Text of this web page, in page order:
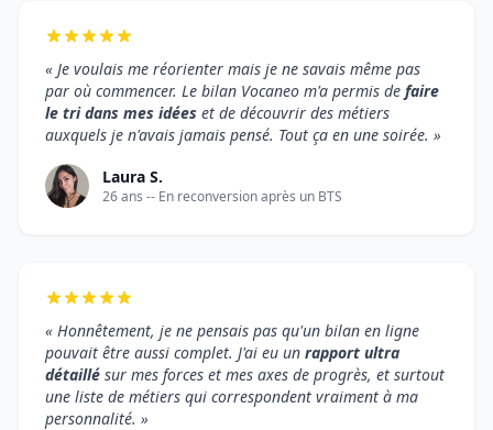
« Je voulais me réorienter mais je ne savais même pas
par où commencer. Le bilan Vocaneo m'a permis de faire
le tri dans mes idées et de découvrir des métiers
auxquels je n'avais jamais pensé. Tout ça en une soirée. »
Laura S.
26 ans -- En reconversion après un BTS
« Honnêtement, je ne pensais pas qu'un bilan en ligne
pouvait être aussi complet. J'ai eu un rapport ultra
détaillé sur mes forces et mes axes de progrès, et surtout
une liste de métiers qui correspondent vraiment à ma
personnalité. »